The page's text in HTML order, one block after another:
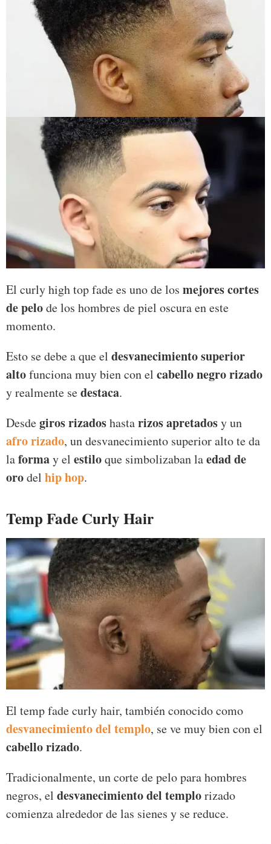
El curly high top fade es uno de los mejores cortes
de pelode los hombres de piel oscura en este
momento.
Esto se debe a que el desvanecimiento superior
altofunciona muy bien con el cabello negro rizado
y realmente sedestaca.
Desdegiros rizadoshastarizos apretadosy un
afro rizado, un desvanecimiento superior alto te da
laformay el estiloque simbolizaban laedad de
orodel hip hop.
Temp Fade Curly Hair
El temp fade curly hair, también conocido como
desvanecimiento del templo, se ve muy bien con el
cabello rizado.
Tradicionalmente, un corte de pelo para hombres
negros, el desvanecimiento del templorizado
comienza alrededor de las sienes y se reduce.